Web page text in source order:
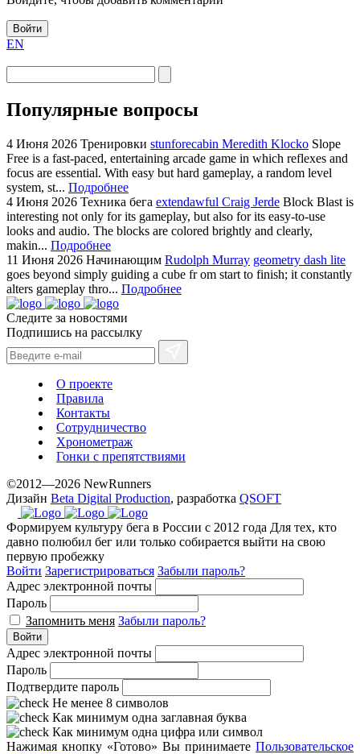
Войти
EN
Популярные вопросы
4 Июня 2026 Тренировки stunforecabin Meredith Klocko Slope
Free is a fast-paced, entertaining arcade game in which reflexes and
focus are essential. With easy but hard gameplay, a random level
system, st... Подробнее
4 Июня 2026 Техника бега extendawful Craig Jerde Block Blast is
interesting not only for its gameplay, but also for its easy-to-use
looks and audio. The blocks are colored brightly and clearly,
makin... Подробнее
11 Июня 2026 Начинающим Rudolph Murray geometry dash lite
goes beyond simply guiding a cube fr om start to finish; it constantly
alters gameplay thro... Подробнее
Следите за новостями
Подпишись на рассылку
О проекте
Правила
Контакты
Сотрудничество
Хронометраж
Гонки с препятствиями
©2012—2026 NewRunners
Дизайн Beta Digital Production, разработка QSOFT
Формируем культуру бега в России с 2012 года Для тех, кто
давно полюбил бег или только собирается выйти на свою
первую пробежку
Войти Зарегистрироваться Забыли пароль?
Адрес электронной почты
Пароль
Запомнить меня Забыли пароль?
Войти
Адрес электронной почты
Пароль
Подтвердите пароль
Не менее 8 символов
Как минимум одна заглавная буква
Как минимум одна цифра или символ
Нажимая кнопку «Готово» Вы принимаете Пользовательское